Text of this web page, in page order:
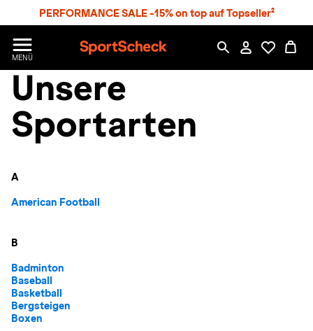
PERFORMANCE SALE -15% on top auf Topseller²
MENÜ
p
o
r
S
Unsere
Sportarten
A
American Football
B
Badminton
Baseball
Basketball
Bergsteigen
Boxen